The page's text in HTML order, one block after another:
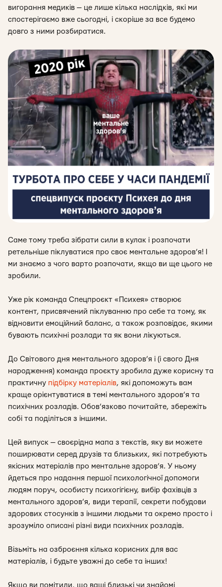
вигорання медиків — це лише кілька наслідків, які ми
спостерігаємо вже сьогодні, і скоріше за все будемо
довго з ними розбиратися.
Саме тому треба зібрати сили в кулак і розпочати
ретельніше піклуватися про своє ментальне здоров’я! І
ми знаємо з чого варто розпочати, якщо ви ще цього не
зробили.
Уже рік команда Спецпроєкт «Психея» створює
контент, присвячений піклуванню про себе та тому, як
відновити емоційний баланс, а також розповідає, якими
бувають психічні розлади та як вони лікуються.
До Світового дня ментального здоров’я і (і свого Дня
народження) команда проєкту зробила дуже корисну та
практичну підбірку матеріалів, які допоможуть вам
краще орієнтуватися в темі ментального здоров’я та
психічних розладів. Обов’язково почитайте, збережіть
собі та поділіться з іншими.
Цей випуск — своєрідна мапа з текстів, яку ви можете
поширювати серед друзів та близьких, які потребують
якісних матеріалів про ментальне здоров’я. У ньому
йдеться про надання першої психологічної допомоги
людям поруч, особисту психогігієну, вибір фахівців з
ментального здоров’я, види терапії, секрети побудови
здорових стосунків з іншими людьми та окремо просто і
зрозуміло описані різні види психічних розладів.
Візьміть на озброєння кілька корисних для вас
матеріалів, і будьте уважні до себе та інших!
Якщо ви помітили, що ваші близькі чи знайомі